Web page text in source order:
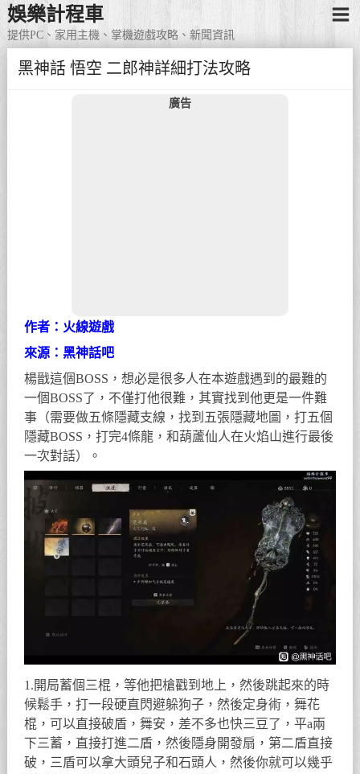
娛樂計程車
提供PC、家用主機、掌機遊戲攻略、新聞資訊
黑神話 悟空 二郎神詳細打法攻略
廣告
作者：火線遊戲
來源：黑神話吧
楊戩這個BOSS，想必是很多人在本遊戲遇到的最難的
一個BOSS了，不僅打他很難，其實找到他更是一件難
事（需要做五條隱藏支線，找到五張隱藏地圖，打五個
隱藏BOSS，打完4條龍，和葫蘆仙人在火焰山進行最後
一次對話）。
1.開局蓄個三棍，等他把槍戳到地上，然後跳起來的時
候鬆手，打一段硬直閃避躲狗子，然後定身術，舞花
棍，可以直接破盾，舞安，差不多也快三豆了，平a兩
下三蓄，直接打進二盾，然後隱身開發扇，第二盾直接
破，三盾可以拿大頭兒子和石頭人，然後你就可以幾乎